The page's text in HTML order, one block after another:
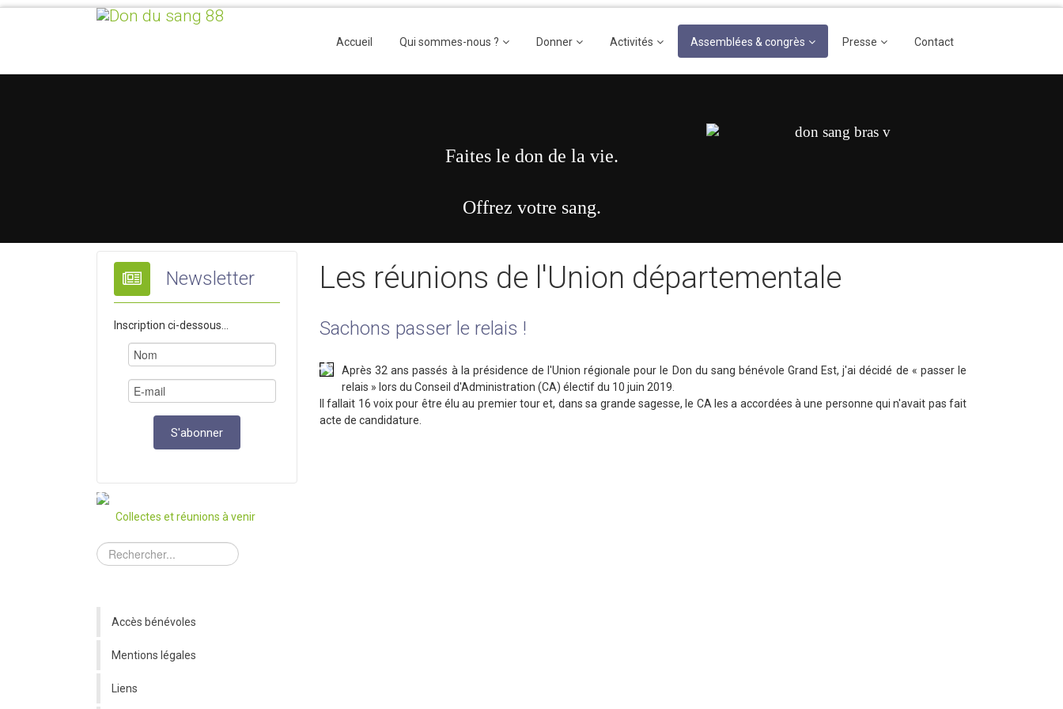
Accueil Qui sommes-nous ? Donner Activités Assemblées & congrès Presse Contact
Faites le don de la vie.
Offrez votre sang.
Newsletter
Inscription ci-dessous...
Collectes et réunions à venir
Les réunions de l'Union départementale
Sachons passer le relais !
Après 32 ans passés à la présidence de l'Union régionale pour le Don du sang bénévole Grand Est, j'ai décidé de « passer le
relais » lors du Conseil d'Administration (CA) électif du 10 juin 2019.
Il fallait 16 voix pour être élu au premier tour et, dans sa grande sagesse, le CA les a accordées à une personne qui n'avait pas fait
acte de candidature.
Accès bénévoles
Mentions légales
Liens